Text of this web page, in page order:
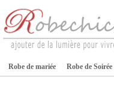
Robe de mariée Robe de Soirée